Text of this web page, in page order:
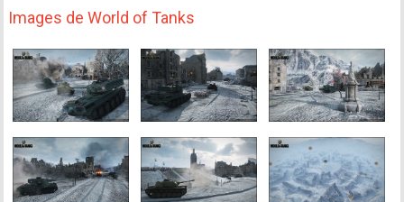
Images de World of Tanks